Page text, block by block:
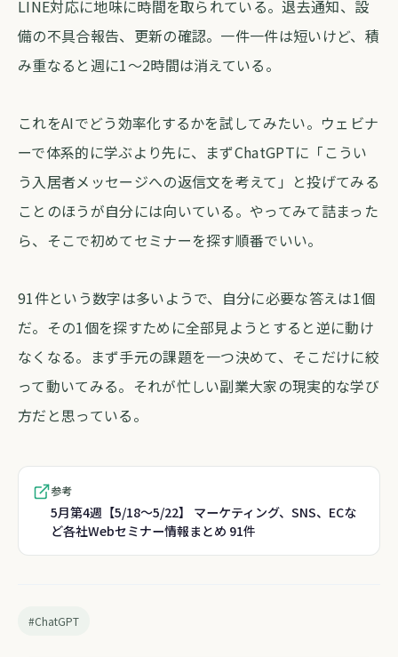
LINE対応に地味に時間を取られている。退去通知、設
備の不具合報告、更新の確認。一件一件は短いけど、積
み重なると週に1〜2時間は消えている。
これをAIでどう効率化するかを試してみたい。ウェビナ
ーで体系的に学ぶより先に、まずChatGPTに「こうい
う入居者メッセージへの返信文を考えて」と投げてみる
ことのほうが自分には向いている。やってみて詰まった
ら、そこで初めてセミナーを探す順番でいい。
91件という数字は多いようで、自分に必要な答えは1個
だ。その1個を探すために全部見ようとすると逆に動け
なくなる。まず手元の課題を一つ決めて、そこだけに絞
って動いてみる。それが忙しい副業大家の現実的な学び
方だと思っている。
参考
5月第4週【5/18～5/22】 マーケティング、SNS、ECな
ど各社Webセミナー情報まとめ 91件
#ChatGPT